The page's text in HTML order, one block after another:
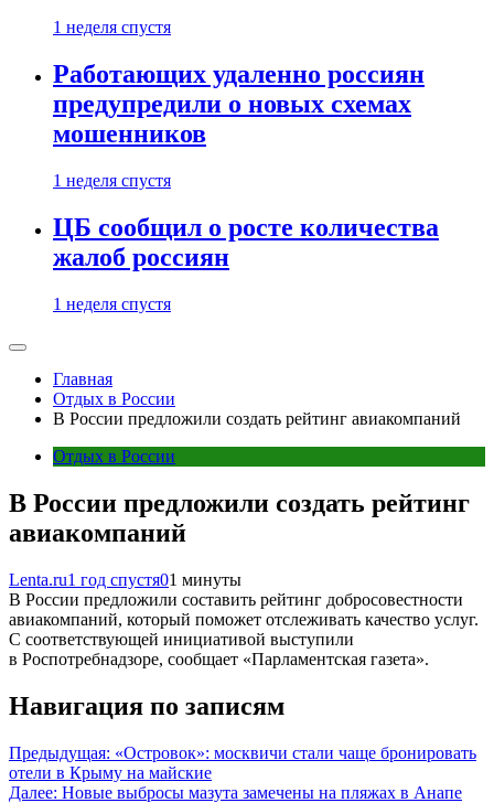
1 неделя спустя
Работающих удаленно россиян
предупредили о новых схемах
мошенников
1 неделя спустя
ЦБ сообщил о росте количества
жалоб россиян
1 неделя спустя
Главная
Отдых в России
В России предложили создать рейтинг авиакомпаний
Отдых в России
В России предложили создать рейтинг
авиакомпаний
Lenta.ru1 год спустя01 минуты
В России предложили составить рейтинг добросовестности
авиакомпаний, который поможет отслеживать качество услуг.
С соответствующей инициативой выступили
в Роспотребнадзоре, сообщает «Парламентская газета».
Навигация по записям
Предыдущая: «Островок»: москвичи стали чаще бронировать
отели в Крыму на майские
Далее: Новые выбросы мазута замечены на пляжах в Анапе